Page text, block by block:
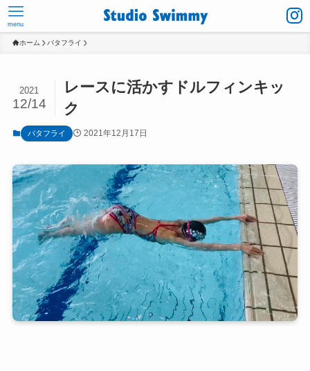
menu
ホーム バタフライ
レースに活かすドルフィンキッ
ク
2021
12/14
バタフライ 2021年12月17日